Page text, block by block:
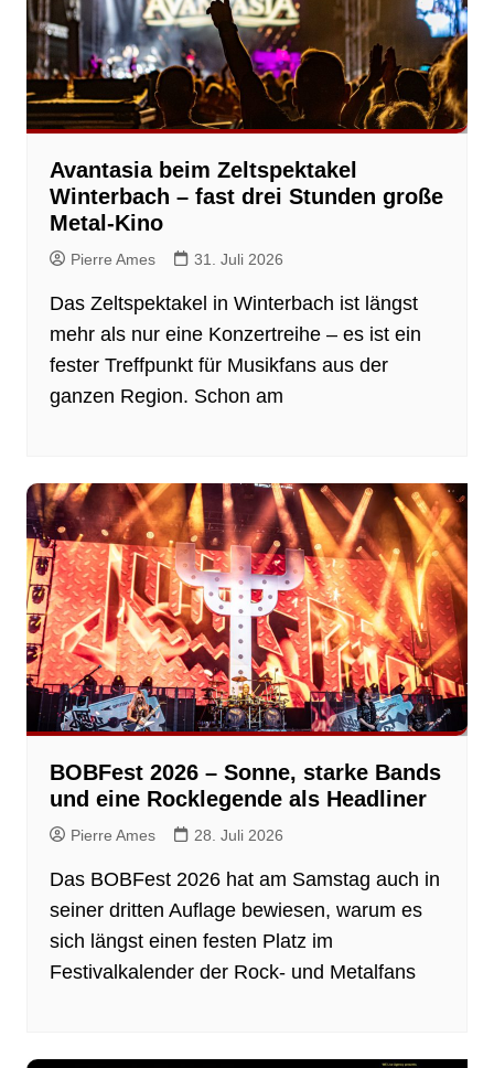
Avantasia beim Zeltspektakel
Winterbach – fast drei Stunden große
Metal-Kino
Pierre Ames 31. Juli 2026
Das Zeltspektakel in Winterbach ist längst
mehr als nur eine Konzertreihe – es ist ein
fester Treffpunkt für Musikfans aus der
ganzen Region. Schon am
BOBFest 2026 – Sonne, starke Bands
und eine Rocklegende als Headliner
Pierre Ames 28. Juli 2026
Das BOBFest 2026 hat am Samstag auch in
seiner dritten Auflage bewiesen, warum es
sich längst einen festen Platz im
Festivalkalender der Rock- und Metalfans